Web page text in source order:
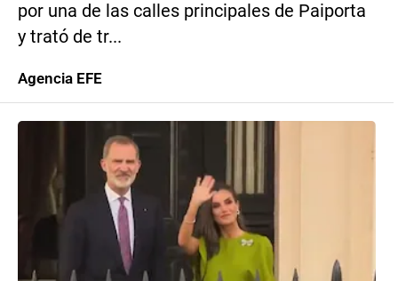
por una de las calles principales de Paiporta
y trató de tr...
Agencia EFE